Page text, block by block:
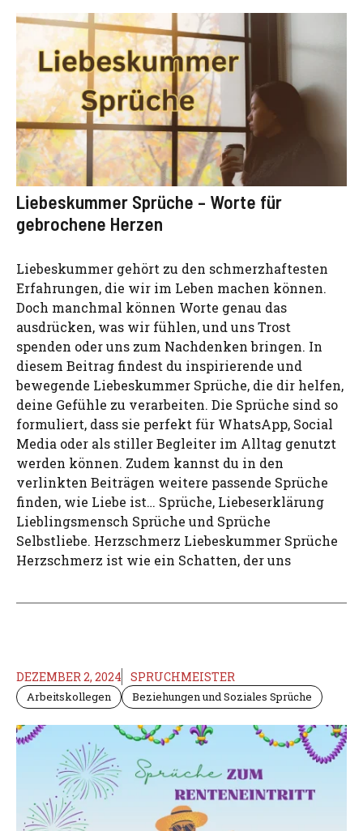
Liebeskummer Sprüche – Worte für
gebrochene Herzen
Liebeskummer gehört zu den schmerzhaftesten
Erfahrungen, die wir im Leben machen können.
Doch manchmal können Worte genau das
ausdrücken, was wir fühlen, und uns Trost
spenden oder uns zum Nachdenken bringen. In
diesem Beitrag findest du inspirierende und
bewegende Liebeskummer Sprüche, die dir helfen,
deine Gefühle zu verarbeiten. Die Sprüche sind so
formuliert, dass sie perfekt für WhatsApp, Social
Media oder als stiller Begleiter im Alltag genutzt
werden können. Zudem kannst du in den
verlinkten Beiträgen weitere passende Sprüche
finden, wie Liebe ist… Sprüche, Liebeserklärung
Lieblingsmensch Sprüche und Sprüche
Selbstliebe. Herzschmerz Liebeskummer Sprüche
Herzschmerz ist wie ein Schatten, der uns
DEZEMBER 2, 2024 SPRUCHMEISTER
Arbeitskollegen Beziehungen und Soziales Sprüche